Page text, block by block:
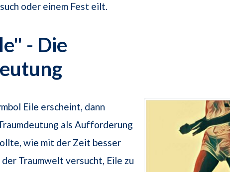
oder einem Fest eilt.
- Die
Eile erscheint, dann
als Aufforderung
wie mit der Zeit besser
Traumwelt versucht, Eile zu